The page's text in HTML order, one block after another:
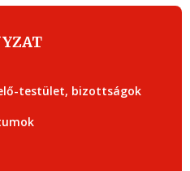
testület, bizottságok